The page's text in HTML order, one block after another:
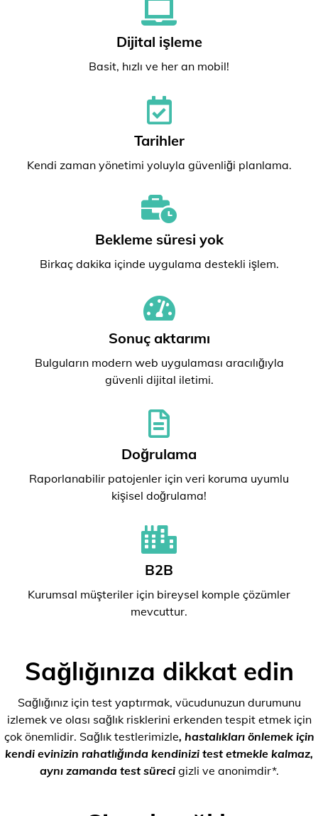
Dijital işleme
Basit, hızlı ve her an mobil!
Tarihler
Kendi zaman yönetimi yoluyla güvenliği planlama.
Bekleme süresi yok
Birkaç dakika içinde uygulama destekli işlem.
Sonuç aktarımı
Bulguların modern web uygulaması aracılığıyla
güvenli dijital iletimi.
Doğrulama
Raporlanabilir patojenler için veri koruma uyumlu
kişisel doğrulama!
B2B
Kurumsal müşteriler için bireysel komple çözümler
mevcuttur.
Sağlığınıza dikkat edin
Sağlığınız için test yaptırmak, vücudunuzun durumunu
izlemek ve olası sağlık risklerini erkenden tespit etmek için
çok önemlidir. Sağlık testlerimizle, hastalıkları önlemek için
kendi evinizin rahatlığında kendinizi test etmekle kalmaz,
aynı zamanda test süreci gizli ve anonimdir*.